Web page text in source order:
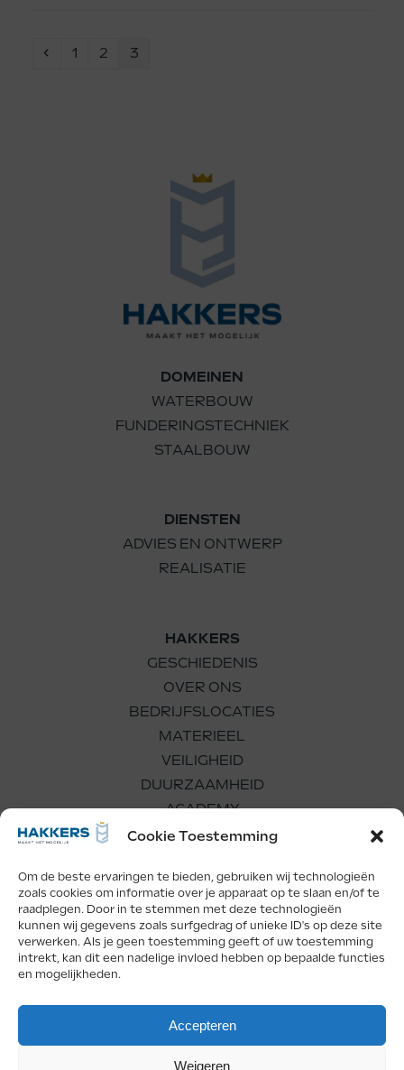
Cookie Toestemming
Om de beste ervaringen te bieden, gebruiken wij technologieën
zoals cookies om informatie over je apparaat op te slaan en/of te
raadplegen. Door in te stemmen met deze technologieën
kunnen wij gegevens zoals surfgedrag of unieke ID's op deze site
verwerken. Als je geen toestemming geeft of uw toestemming
intrekt, kan dit een nadelige invloed hebben op bepaalde functies
en mogelijkheden.
Accepteren
Weigeren
Previous
Page
1 Page
2 Page
3
DOMEINEN
WATERBOUW
FUNDERINGSTECHNIEK
STAALBOUW
DIENSTEN
ADVIES EN ONTWERP
REALISATIE
HAKKERS
GESCHIEDENIS
OVER ONS
BEDRIJFSLOCATIES
MATERIEEL
VEILIGHEID
DUURZAAMHEID
ACADEMY
WERKEN BIJ
Facebook
LinkedIn
Instagram